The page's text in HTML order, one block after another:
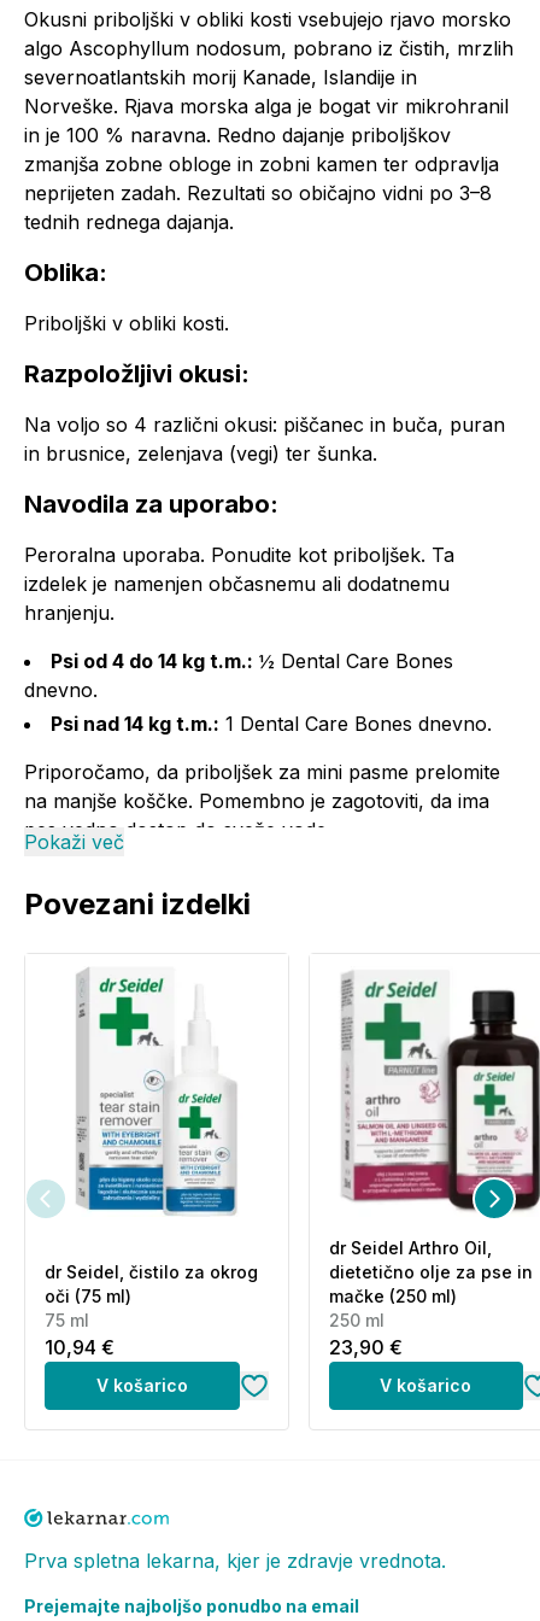
Okusni priboljški v obliki kosti vsebujejo rjavo morsko
algo Ascophyllum nodosum, pobrano iz čistih, mrzlih
severnoatlantskih morij Kanade, Islandije in
Norveške. Rjava morska alga je bogat vir mikrohranil
in je 100 % naravna. Redno dajanje priboljškov
zmanjša zobne obloge in zobni kamen ter odpravlja
neprijeten zadah. Rezultati so običajno vidni po 3–8
tednih rednega dajanja.
Oblika:
Priboljški v obliki kosti.
Razpoložljivi okusi:
Na voljo so 4 različni okusi: piščanec in buča, puran
in brusnice, zelenjava (vegi) ter šunka.
Navodila za uporabo:
Peroralna uporaba. Ponudite kot priboljšek. Ta
izdelek je namenjen občasnemu ali dodatnemu
hranjenju.
Psi od 4 do 14 kg t.m.: ½ Dental Care Bones
dnevno.
Psi nad 14 kg t.m.: 1 Dental Care Bones dnevno.
Priporočamo, da priboljšek za mini pasme prelomite
na manjše koščke. Pomembno je zagotoviti, da ima
pes vedno dostop do sveže vode.
piščanec, posušena rjava morska alga (kelp), laneno
seme, lucerna, naravni okus piščanca, lecitin, algina
moka, buča, citronska kislina (konzervans),
kurkuma. Brez glutena in žitaric. Bogat z omega 3 in
omega 6 maščobnimi kislinami.
Analitična sestava snovi:
surove beljakovine (min.)
10,0 %, surova maščoba (min.) 3,0 % – (max.) 4,0
%, surove vlaknine (max.) 2,0 %, surov pepel (max.)
4,0 %, natrij (max.) 0,5 %, kalij (min.) 0,05 %, vlaga
(max.) 15,0 %. Omega 3 maščobne kisline (min.)
1.500 mg/kg, omega 6 maščobne kisline (min.) 3.000
mg/kg.
Kalorična vrednost:
3000 kcal ME/kg (110,6
kcal/kost).
Pakiranje:
proizveden v objektu, ki obdeluje arašide in lahko
vključuje sledi arašidov.
Pokaži več
Povezani izdelki
dr Seidel, čistilo za okrog
oči (75 ml)
75 ml
10,94 €
V košarico
dr Seidel Arthro Oil,
dietetično olje za pse in
mačke (250 ml)
250 ml
23,90 €
V košarico
Prva spletna lekarna, kjer je zdravje vrednota.
Prejemajte najboljšo ponudbo na email